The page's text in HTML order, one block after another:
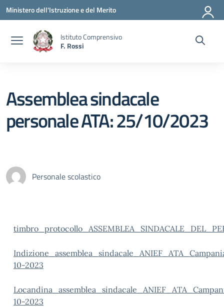
Vai ai contenuti
Vai al menu di navigazione
Vai al footer
Ministero dell'Istruzione e del Merito
Istituto Comprensivo
F. Rossi
Assemblea sindacale
personale ATA: 25/10/2023
Personale scolastico
10-2023
10-2023